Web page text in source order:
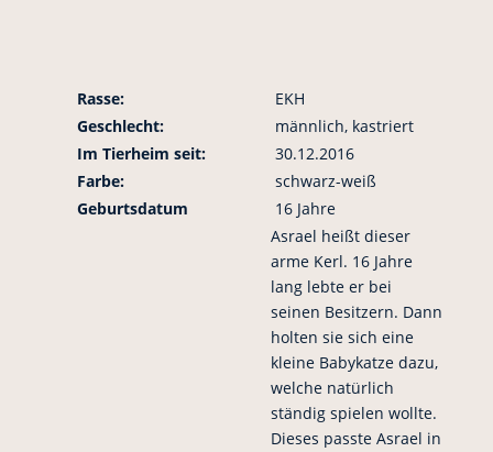
Rasse:
EKH
Geschlecht:
männlich, kastriert
Im Tierheim seit:
30.12.2016
Farbe:
schwarz-weiß
Geburtsdatum
16 Jahre
Asrael heißt dieser
arme Kerl. 16 Jahre
lang lebte er bei
seinen Besitzern. Dann
holten sie sich eine
kleine Babykatze dazu,
welche natürlich
ständig spielen wollte.
Dieses passte Asrael in